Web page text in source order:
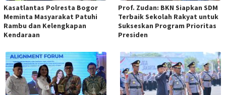
Kasatlantas Polresta Bogor
Meminta Masyarakat Patuhi
Rambu dan Kelengkapan
Kendaraan
Prof. Zudan: BKN Siapkan SDM
Terbaik Sekolah Rakyat untuk
Sukseskan Program Prioritas
Presiden